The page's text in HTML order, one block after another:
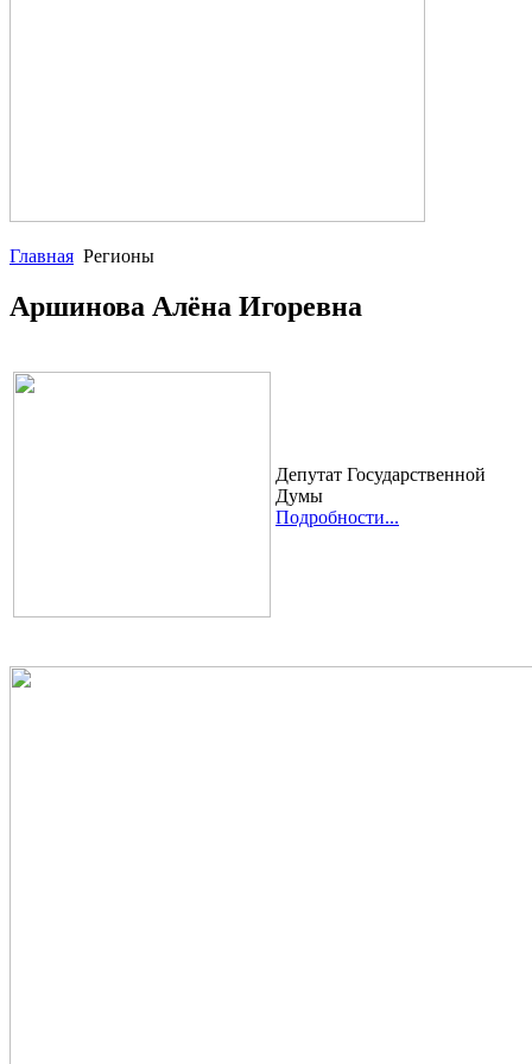
Главная Регионы
Аршинова Алёна Игоревна
Депутат Государственной
Думы
Подробности...